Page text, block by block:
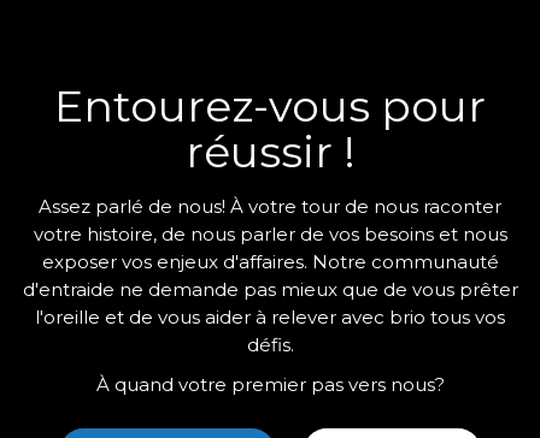
Entourez-vous pour
réussir !
Assez parlé de nous! À votre tour de nous raconter
votre histoire, de nous parler de vos besoins et nous
exposer vos enjeux d'affaires. Notre communauté
d'entraide ne demande pas mieux que de vous prêter
l'oreille et de vous aider à relever avec brio tous vos
défis.
À quand votre premier pas vers nous?